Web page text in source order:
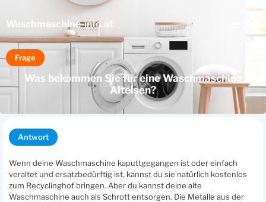
Waschmaschine-info.at
Frage
Was bekommen Sie für eine Waschmaschine
Alteisen?
Antwort
Wenn deine Waschmaschine kaputtgegangen ist oder einfach
veraltet und ersatzbedürftig ist, kannst du sie natürlich kostenlos
zum Recyclinghof bringen. Aber du kannst deine alte
Waschmaschine auch als Schrott entsorgen. Die Metalle aus der